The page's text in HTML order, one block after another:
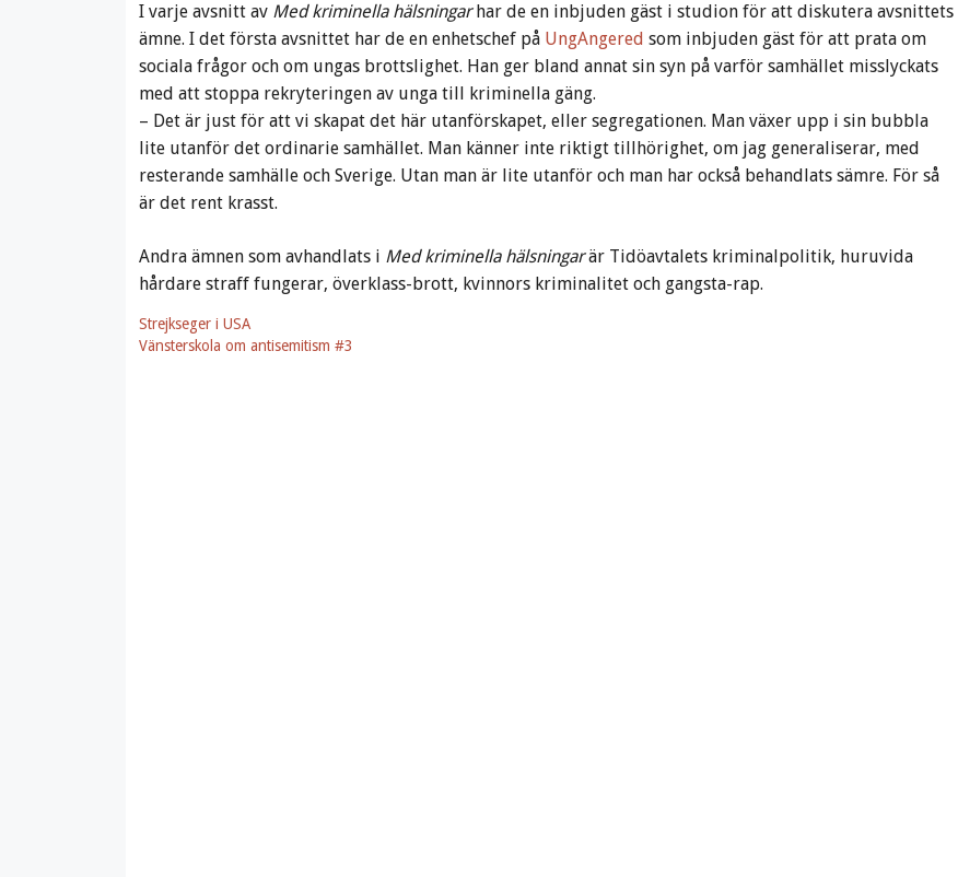
I varje avsnitt av Med kriminella hälsningarhar de en inbjuden gäst i studion för att diskutera avsnittets
ämne. I det första avsnittet har de en enhetschef på UngAngered som inbjuden gäst för att prata om
sociala frågor och om ungas brottslighet. Han ger bland annat sin syn på varför samhället misslyckats
med att stoppa rekryteringen av unga till kriminella gäng.
– Det är just för att vi skapat det här utanförskapet, eller segregationen. Man växer upp i sin bubbla
lite utanför det ordinarie samhället. Man känner inte riktigt tillhörighet, om jag generaliserar, med
resterande samhälle och Sverige. Utan man är lite utanför och man har också behandlats sämre. För så
är det rent krasst.
Andra ämnen som avhandlats i Med kriminella hälsningarär Tidöavtalets kriminalpolitik, huruvida
hårdare straff fungerar, överklass-brott, kvinnors kriminalitet och gangsta-rap.
Strejkseger i USA
Vänsterskola om antisemitism #3